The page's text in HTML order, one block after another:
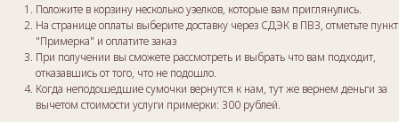
Положите в корзину несколько узелков, которые вам приглянулись.
На странице оплаты выберите доставку через СДЭК в ПВЗ, отметьте пункт
"Примерка" и оплатите заказ
При получении вы сможете рассмотреть и выбрать что вам подходит,
отказавшись от того, что не подошло.
Когда неподошедшие сумочки вернутся к нам, тут же вернем деньги за
вычетом стоимости услуги примерки: 300 рублей.